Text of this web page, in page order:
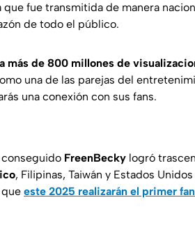
que fue transmitida de manera
de todo el público.
más de 800 millones de
una de las parejas del
una conexión con sus fans.
conseguido FreenBecky logró
, Filipinas, Taiwán y Estados
este 2025 realizarán el primer